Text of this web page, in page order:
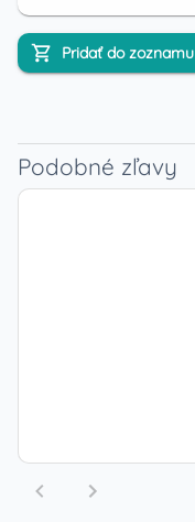
Pridať do zoznamu
Podobné zľavy